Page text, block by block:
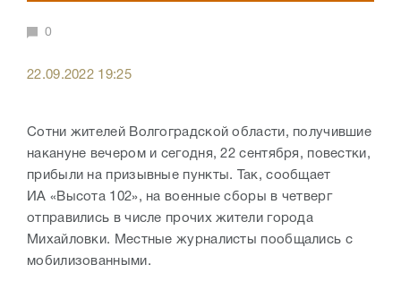
0
22.09.2022 19:25
Сотни жителей Волгоградской области, получившие
накануне вечером и сегодня, 22 сентября, повестки,
прибыли на призывные пункты. Так, сообщает
ИА «Высота 102», на военные сборы в четверг
отправились в числе прочих жители города
Михайловки. Местные журналисты пообщались с
мобилизованными.